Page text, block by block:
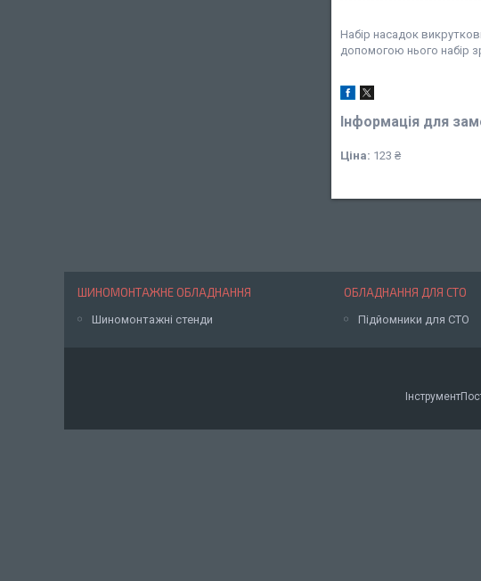
Набір насадок
допомогою нього набір
Інформація для
Ціна: 123 ₴
ШИНОМОНТАЖНЕ ОБЛАДНАННЯ
Шиномонтажні стенди
ОБЛАДНАННЯ ДЛЯ СТО
Підйомники для СТО